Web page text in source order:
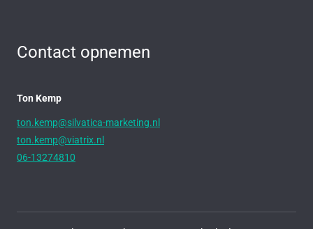
Contact opnemen
Ton Kemp
ton.kemp@silvatica-marketing.nl
ton.kemp@viatrix.nl
06-13274810